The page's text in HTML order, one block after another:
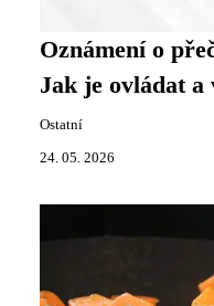
Oznámení o
Jak je ovládat a
Ostatní
24. 05. 2026